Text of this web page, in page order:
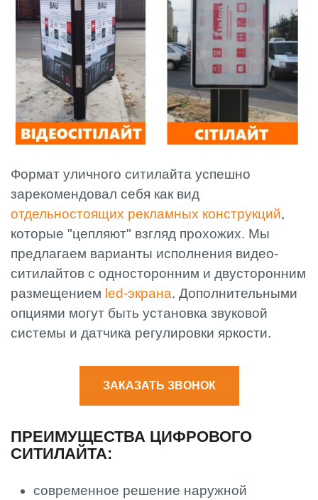
Формат уличного ситилайта успешно
зарекомендовал себя как вид
отдельностоящих рекламных конструкций,
которые "цепляют" взгляд прохожих. Мы
предлагаем варианты исполнения видео-
ситилайтов с односторонним и двусторонним
размещением led-экрана. Дополнительными
опциями могут быть установка звуковой
системы и датчика регулировки яркости.
ЗАКАЗАТЬ ЗВОНОК
ПРЕИМУЩЕСТВА ЦИФРОВОГО
СИТИЛАЙТА:
современное решение наружной